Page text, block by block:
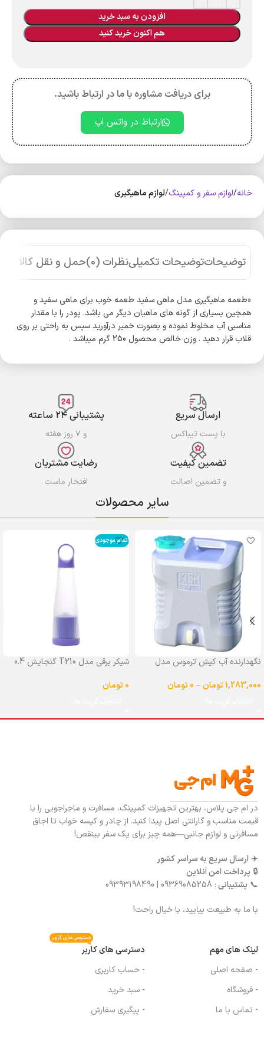
افزودن به سبد خرید
هم اکنون خرید کنید
برای دریافت مشاوره با ما در ارتباط باشید.
ارتباط در واتس اپ
خانه لوازم سفر و کمپینگ لوازم ماهیگیری
توضیحاتتوضیحات تکمیلینظرات (0) حمل و نقل کالا
«طعمه ماهیگیری مدل ماهی سفید طعمه خوب برای ماهی سفید و
همچین بسیاری از گونه های ماهیان دیگر می باشد. پودر را با مقدار
مناسبی آب مخلوط نموده و بصورت خمیر درآورید سپس به راحتی بر روی
قلاب قرار دهید . وزن خالص محصول 250 گرم میباشد .
ارسال سریع
با پست تیباکس
پشتیبانی ۲۴ ساعته
و ۷ روز هفته
تضمین کیفیت
و تضمین اصالت
رضایت مشتریان
افتخار ماست
سایر محصولات
نگهدارنده آب کیش ترموس مدل
1,283,000تومان–
0تومان
اتمام موجودی
شیکر برقی مدل T210 گنجایش 0.4
0تومان
در ام جی پلاس، بهترین تجهیزات کمپینگ، مسافرت و ماجراجویی را با
قیمت مناسب و گارانتی اصل پیدا کنید. از چادر و کیسه خواب تا اجاق
مسافرتی و لوازم جانبی—همه چیز برای یک سفر بینقص!
✈️ ارسال سریع به سراسر کشور
🔒 پرداخت امن آنلاین
📞 پشتیبانی: 09369085258 | 09393198490
با ما به طبیعت بیایید، با خیال راحت!
لینک های مهم
- صفحه اصلی
- فروشگاه
- تماس با ما
دسترسی های کاربر
دسترسی های کاربر
- حساب کاربری
- سبد خرید
- پیگیری سفارش